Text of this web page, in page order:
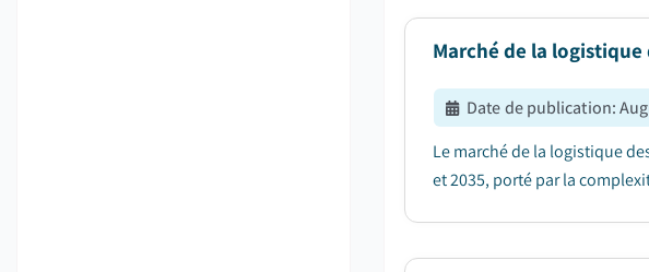
Marché de la
Date de publication:
Le marché de la logistique
et 2035, porté par la